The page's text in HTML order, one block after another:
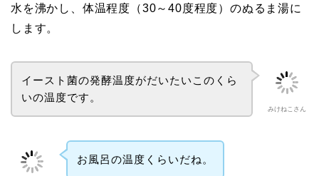
水を沸かし、体温程度（30～40度程度）のぬるま湯に
します。
みけねこさん
イースト菌の発酵温度がだいたいこのくら
いの温度です。
お風呂の温度くらいだね。